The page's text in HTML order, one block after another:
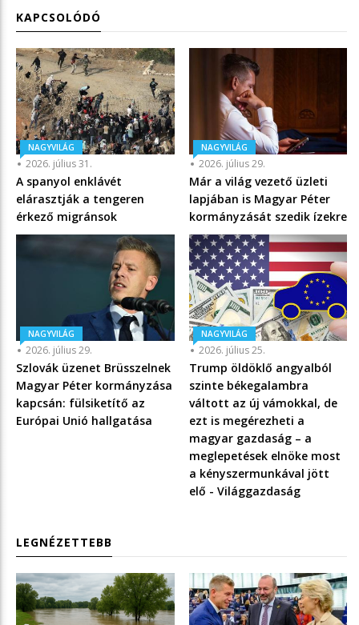
KAPCSOLÓDÓ
NAGYVILÁG
2026. július 31.
A spanyol enklávét
elárasztják a tengeren
érkező migránsok
NAGYVILÁG
2026. július 29.
Már a világ vezető üzleti
lapjában is Magyar Péter
kormányzását szedik ízekre
NAGYVILÁG
2026. július 29.
Szlovák üzenet Brüsszelnek
Magyar Péter kormányzása
kapcsán: fülsiketítő az
Európai Unió hallgatása
NAGYVILÁG
2026. július 25.
Trump öldöklő angyalból
szinte békegalambra
váltott az új vámokkal, de
ezt is megérezheti a
magyar gazdaság – a
meglepetések elnöke most
a kényszermunkával jött
elő - Világgazdaság
LEGNÉZETTEBB